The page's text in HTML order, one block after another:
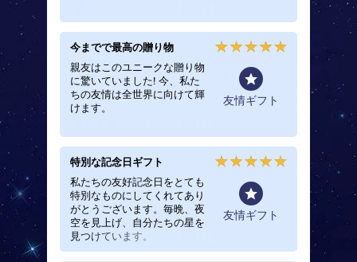
今までで最高の贈り物
親友はこのユニークな贈り物
に驚いていました! 今、私た
ちの友情は全世界に向けて輝
けます。
友情ギフト
特別な記念日ギフト
私たちの友好記念日をとても
特別なものにしてくれてあり
がとうございます。毎晩、夜
空を見上げ、自分たちの星を
見つけています。
友情ギフト
いまし
大切な
の友人
非常に
とても
への魔